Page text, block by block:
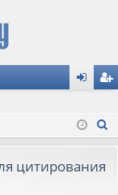
д ис
ац
цитирования